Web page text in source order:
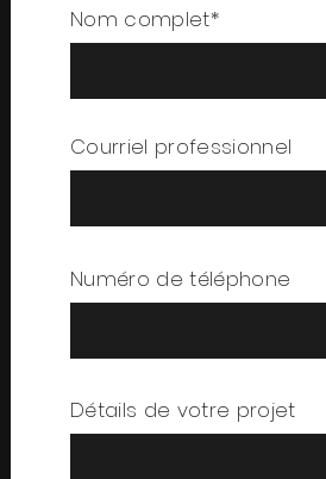
Nom complet*
Courriel professionnel
Numéro de téléphone
Détails de votre projet